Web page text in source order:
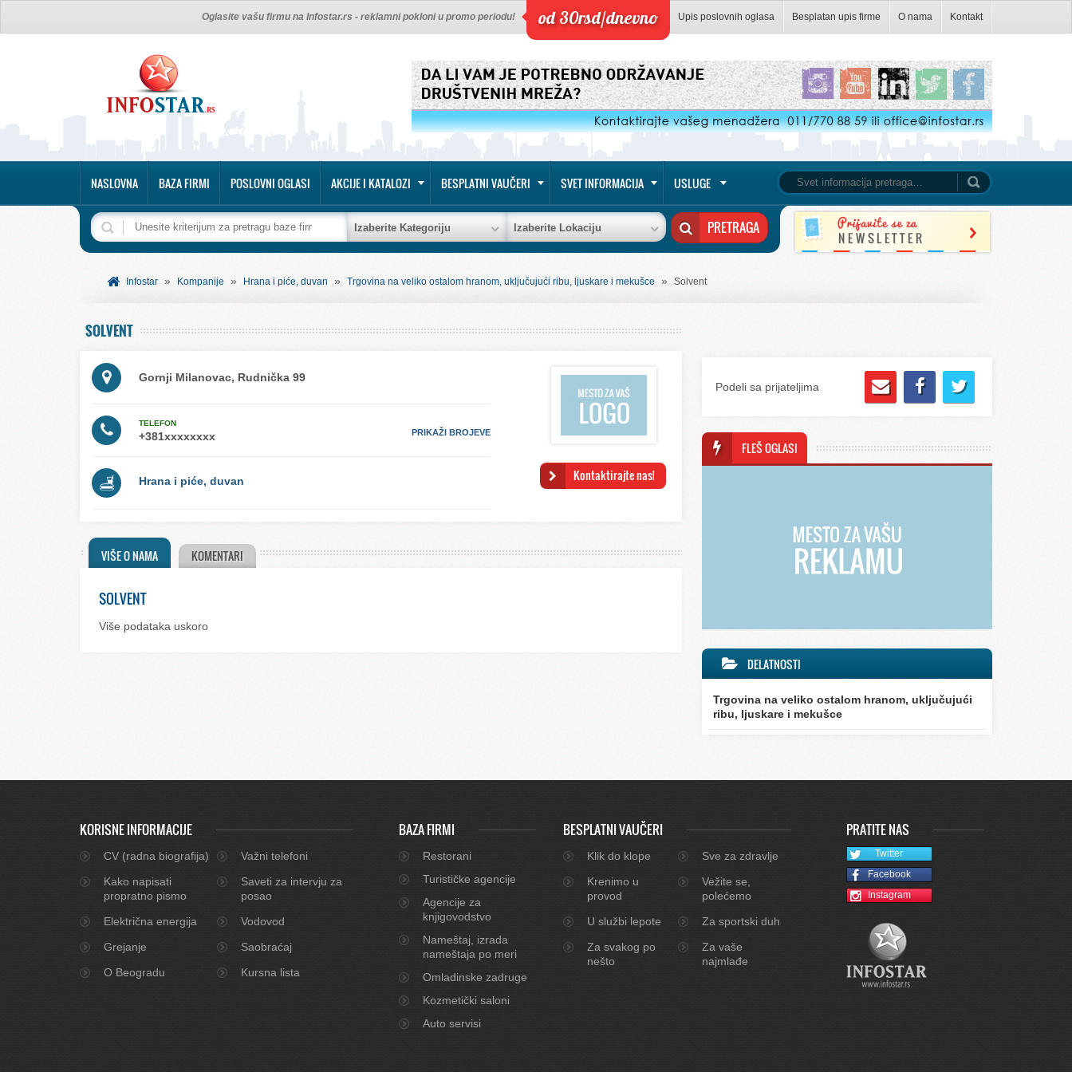
Upis poslovnih oglasa Besplatan upis firme O nama Kontakt
od 30rsd/dnevno
Oglasite vašu firmu na Infostar.rs - reklamni pokloni u promo periodu!
NASLOVNA BAZA FIRMI POSLOVNI OGLASI AKCIJE I KATALOZI BESPLATNI VAUČERI SVET INFORMACIJA USLUGE
Izaberite Kategoriju Izaberite Lokaciju
Infostar » Kompanije » Hrana i piće, duvan » Trgovina na veliko ostalom hranom, uključujući ribu, ljuskare i mekušce » Solvent
SOLVENT
Kontaktirajte nas!
Gornji Milanovac, Rudnička 99
TELEFON
PRIKAŽI BROJEVE
Hrana i piće, duvan
VIŠE O NAMA KOMENTARI
SOLVENT
Više podataka uskoro
Podeli sa prijateljima
FLEŠ OGLASI
DELATNOSTI
Trgovina na veliko ostalom hranom, uključujući
ribu, ljuskare i mekušce
KORISNE INFORMACIJE
CV (radna biografija)
Važni telefoni
Kako napisati
propratno pismo
Saveti za intervju za
posao
Električna energija
Vodovod
Grejanje
Saobraćaj
O Beogradu
Kursna lista
BAZA FIRMI
Restorani
Turističke agencije
Agencije za
knjigovodstvo
Nameštaj, izrada
nameštaja po meri
Omladinske zadruge
Kozmetički saloni
Auto servisi
BESPLATNI VAUČERI
Klik do klope
Sve za zdravlje
Krenimo u
provod
Vežite se,
polećemo
U službi lepote
Za sportski duh
Za svakog po
nešto
Za vaše
najmlađe
PRATITE NAS
Twitter
Facebook
Instagram